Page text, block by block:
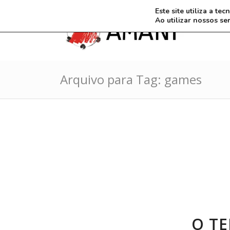
Arquivo para Tag: games
O
Este site utiliza a
Ao utilizar nossos